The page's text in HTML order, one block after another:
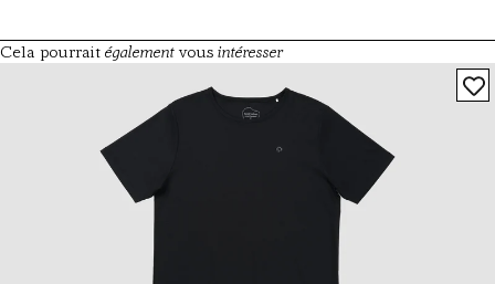
Cela pourrait également vous intéresser